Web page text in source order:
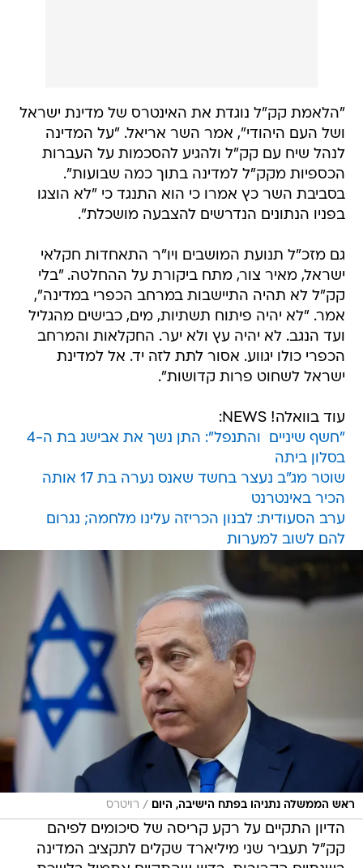
"הלאמת קק"ל נוגדת את האינטרס של מדינת ישראל
ושל העם היהודי", אמר השר אריאל. "על המדינה
לנהל שיח עם קק"ל ולהגיע להסכמות על העברות
הכספיות מקק"ל למדינה בתוך כמה שבועות".
בסביבת השר כץ אמרו כי הוא התנגד כי "לא הוצגו
בפניו הנתונים הנדרשים להצבעה מושכלת".
גם מזכ"ל תנועת המושבים ויו"ר התאחדות חקלאי
ישראל, מאיר צור, מתח ביקורת על ההחלטה. "בלי
קק"ל לא תהיה התיישבות במרחב הכפרי במדינה",
אמר. "לא יהיה פיתוח תשתיות, מים, כבישים מהגליל
ועד הנגב. לא יהיה עץ ולא יער. החקלאות והמרחב
הכפרי כולו יגווע. אסור לתת לזה יד. אל למדינת
ישראל לשחוט פרות קדושות".
עוד בוואלה! NEWS:
"חשף שיניים  והתנפל": התן נשך את אבישג בת ה-4
בסלון ביתה
שוטר מג"ב נעצר בחשד שאנס נערה בת 17 אותה
הכיר באינטרנט
ערב הסעודית: לבנון הכריזה עלינו מלחמה; נגרום
להם לשוב למערות
ראש הממשלה נתניהו בפתח הישיבה, היום / רויטרס
הדיון התקיים על רקע קריסה של סיכומים לפיהם
קק"ל תעביר שני מיליארד שקלים לתקציב המדינה